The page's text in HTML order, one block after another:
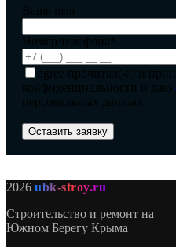
Ваше имя
Номер телефона*
agree прочитал(-а) и
конфиденциальности и даю
персональных данных
2026 ubk-stroy.ru
Строительство и ремонт на
Южном Берегу Крыма